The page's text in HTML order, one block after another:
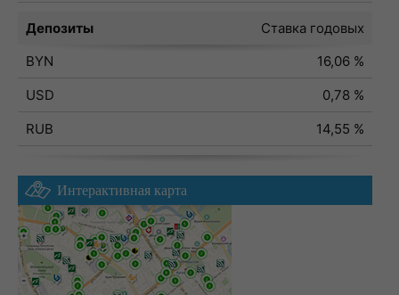
Депозиты
Ставка годовых
BYN
16,06 %
USD
0,78 %
RUB
14,55 %
Интерактивная карта